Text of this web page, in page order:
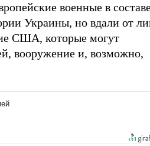
военные в
Украины, но вдали от
США, которые могут
вооружение и, возможно,